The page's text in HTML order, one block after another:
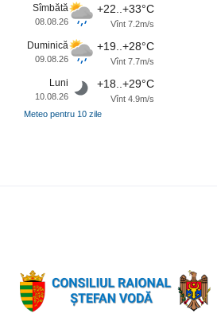
Sîmbătă
08.08.26
+22..+33°C
Vînt 7.2m/s
Duminică
09.08.26
+19..+28°C
Vînt 7.7m/s
Luni
10.08.26
+18..+29°C
Vînt 4.9m/s
Meteo pentru 10 zile